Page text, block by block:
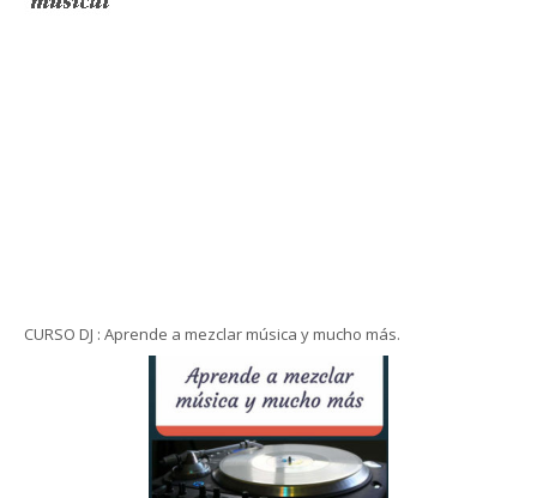
CURSO DJ : Aprende a mezclar música y mucho más.